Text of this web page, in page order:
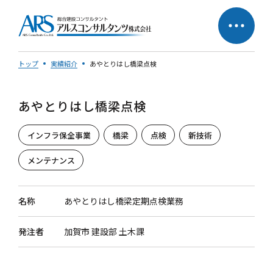
サステナビリティへの
取り組み
社長メッセージ
会社概要
営業所一覧
トップ 実績紹介 あやとりはし橋梁点検
あやとりはし橋梁点検
インフラ保全事業 橋梁 点検 新技術
メンテナンス
名称 あやとりはし橋梁定期点検業務
発注者 加賀市 建設部 土木課